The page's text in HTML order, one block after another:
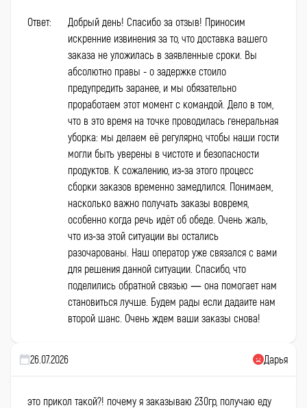
Ответ:
Добрый день! Спасибо за отзыв! Приносим
искренние извинения за то, что доставка вашего
заказа не уложилась в заявленные сроки. Вы
абсолютно правы - о задержке стоило
предупредить заранее, и мы обязательно
проработаем этот момент с командой. Дело в том,
что в это время на точке проводилась генеральная
уборка: мы делаем её регулярно, чтобы наши гости
могли быть уверены в чистоте и безопасности
продуктов. К сожалению, из‑за этого процесс
сборки заказов временно замедлился. Понимаем,
насколько важно получать заказы вовремя,
особенно когда речь идёт об обеде. Очень жаль,
что из‑за этой ситуации вы остались
разочарованы. Наш оператор уже связался с вами
для решения данной ситуации. Спасибо, что
поделились обратной связью — она помогает нам
становиться лучше. Будем рады если дадаите нам
второй шанс. Очень ждем ваши заказы снова!
26.07.2026 Дарья
это прикол такой?! почему я заказываю 230гр, получаю еду